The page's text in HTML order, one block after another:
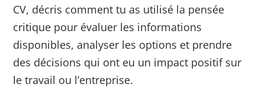
CV, décris comment tu as utilisé la pensée
critique pour évaluer les informations
disponibles, analyser les options et prendre
des décisions qui ont eu un impact positif sur
le travail ou l’entreprise.